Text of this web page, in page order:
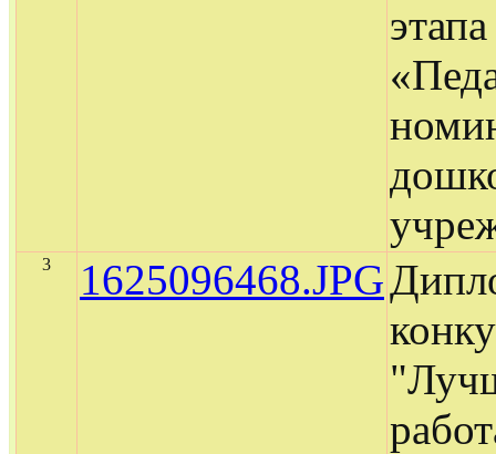
3 1625096468.JPG